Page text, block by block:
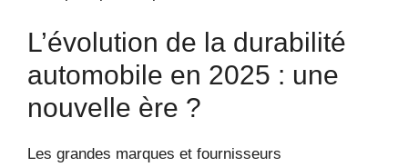
L’évolution de la durabilité
automobile en 2025 : une
nouvelle ère ?
Les grandes marques et fournisseurs